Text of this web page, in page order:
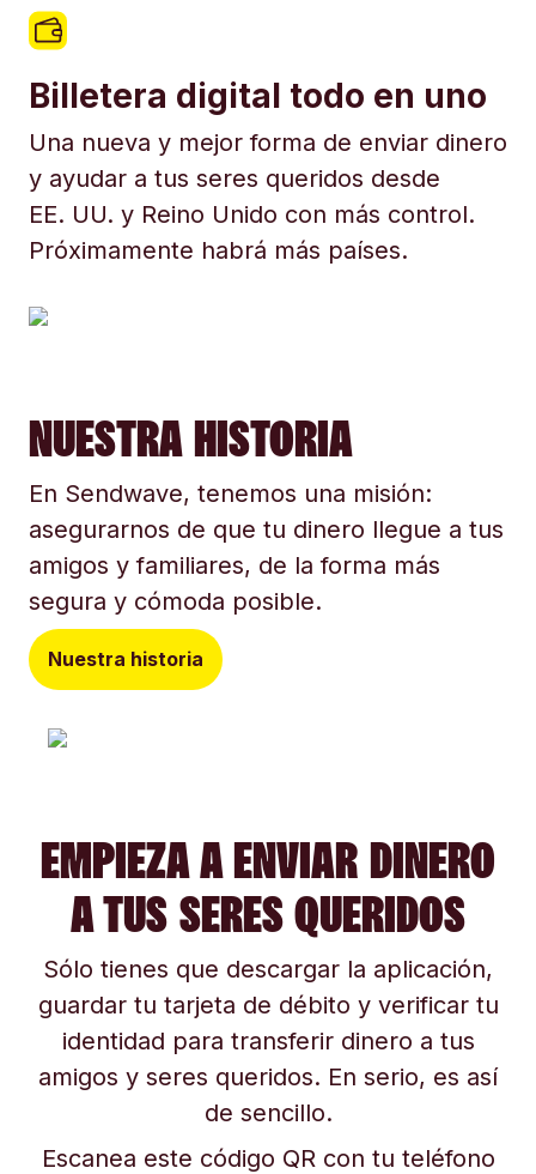
Billetera digital todo en uno
Una nueva y mejor forma de enviar dinero
y ayudar a tus seres queridos desde
EE. UU. y Reino Unido con más control.
Próximamente habrá más países.
NUESTRA HISTORIA
En Sendwave, tenemos una misión:
asegurarnos de que tu dinero llegue a tus
amigos y familiares, de la forma más
segura y cómoda posible.
Nuestra historia
EMPIEZA A ENVIAR DINERO
A TUS SERES QUERIDOS
Sólo tienes que descargar la aplicación,
guardar tu tarjeta de débito y verificar tu
identidad para transferir dinero a tus
amigos y seres queridos. En serio, es así
de sencillo.
Escanea este código QR con tu teléfono